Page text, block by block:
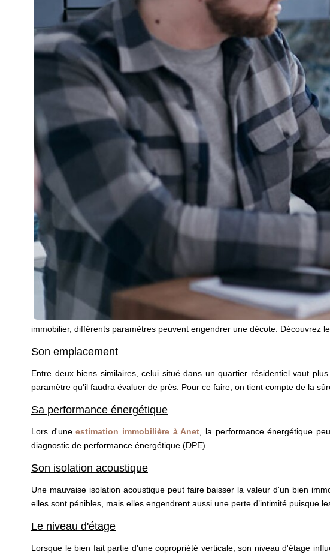
immobilier, différents paramètres peuvent engendrer une décote. Découvrez
Son emplacement
Entre deux biens similaires, celui situé dans un quartier résidentiel vaut
paramètre qu'il faudra évaluer de près. Pour ce faire, on tient compte de la
Sa performance énergétique
Lors d'uneestimation immobilière à Anet, la performance énergétique
diagnostic de performance énergétique (DPE).
Son isolation acoustique
Une mauvaise isolation acoustique peut faire baisser la valeur d'un bien
elles sont pénibles, mais elles engendrent aussi une perte d’intimité puisque
Le niveau d'étage
Lorsque le bien fait partie d'une copropriété verticale, son niveau d'étage